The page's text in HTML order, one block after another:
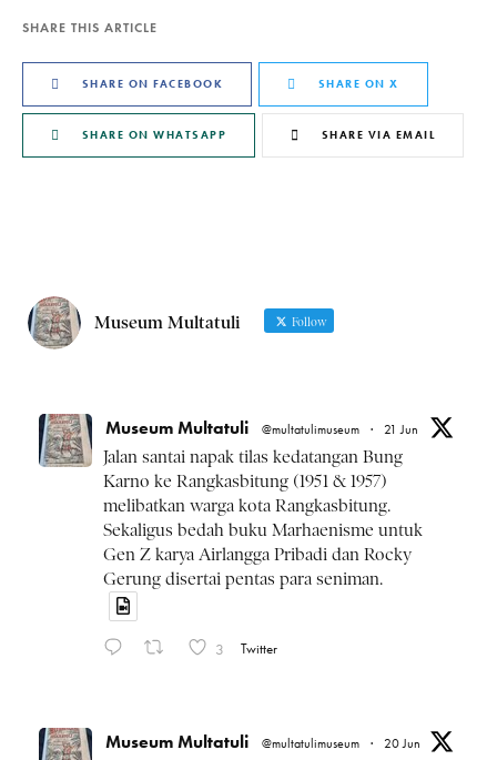
SHARE THIS ARTICLE
SHARE ON FACEBOOK SHARE ON X
SHARE ON WHATSAPP SHARE VIA EMAIL
Museum Multatuli Follow
Museum Multatuli @multatulimuseum · 21 Jun
Jalan santai napak tilas kedatangan Bung
Karno ke Rangkasbitung (1951 & 1957)
melibatkan warga kota Rangkasbitung.
Sekaligus bedah buku Marhaenisme untuk
Gen Z karya Airlangga Pribadi dan Rocky
Gerung disertai pentas para seniman.
3 Twitter
Museum Multatuli @multatulimuseum · 20 Jun